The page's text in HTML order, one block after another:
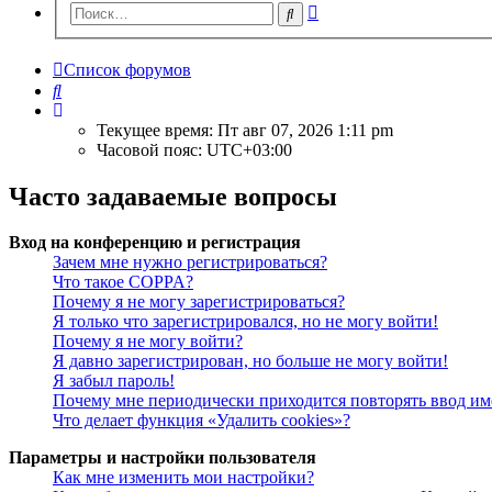
Поиск
Список форумов
Поиск
Текущее время: Пт авг 07, 2026 1:11 pm
Часовой пояс: UTC+03:00
Часто задаваемые вопросы
Вход на конференцию и регистрация
Зачем мне нужно регистрироваться?
Что такое COPPA?
Почему я не могу зарегистрироваться?
Я только что зарегистрировался, но не могу войти!
Почему я не могу войти?
Я давно зарегистрирован, но больше не могу войти!
Я забыл пароль!
Почему мне периодически приходится повторять ввод
Что делает функция «Удалить cookies»?
Параметры и настройки пользователя
Как мне изменить мои настройки?